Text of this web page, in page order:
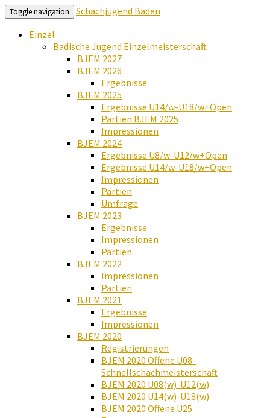
Toggle navigation
Schachjugend Baden
Einzel
Badische Jugend Einzelmeisterschaft
BJEM 2027
BJEM 2026
Ergebnisse
BJEM 2025
Ergebnisse U14/w-U18/w+Open
Partien BJEM 2025
Impressionen
BJEM 2024
Ergebnisse U8/w-U12/w+Open
Ergebnisse U14/w-U18/w+Open
Impressionen
Partien
Umfrage
BJEM 2023
Ergebnisse
Impressionen
Partien
BJEM 2022
Impressionen
Partien
BJEM 2021
Ergebnisse
Impressionen
BJEM 2020
Registrierungen
BJEM 2020 Offene U08-
Schnellschachmeisterschaft
BJEM 2020 U08(w)-U12(w)
BJEM 2020 U14(w)-U18(w)
BJEM 2020 Offene U25